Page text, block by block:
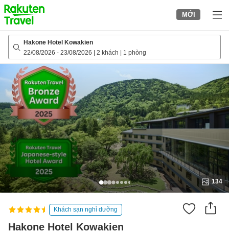
to
top
page
MỚI
Hakone Hotel Kowakien
22/08/2026 - 23/08/2026 2 khách 1 phòng
134
Khách sạn nghỉ dưỡng
Hakone Hotel Kowakien